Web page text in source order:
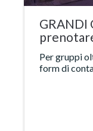
GRANDI
Per gruppi
form di